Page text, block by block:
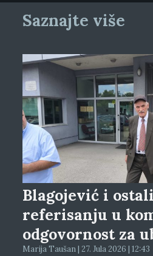
Saznajte više
Blagojević i
referisanju u
odgovornost za
Marija Taušan | 27. Jula 2026 | 12:43